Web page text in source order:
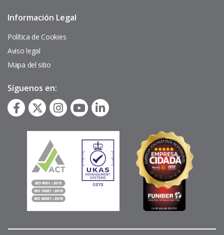
Pie
página
Información Legal
Política de Cookies
Aviso legal
Mapa del sitio
Síguenos en: